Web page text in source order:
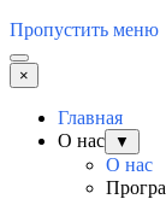
Пропустить меню
×
Главная
О нас
▼
О нас